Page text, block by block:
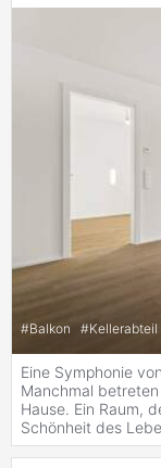
#Balkon #Kellerabteil
Eine Symphonie
Manchmal
Hause. Ein Raum,
Schönheit des